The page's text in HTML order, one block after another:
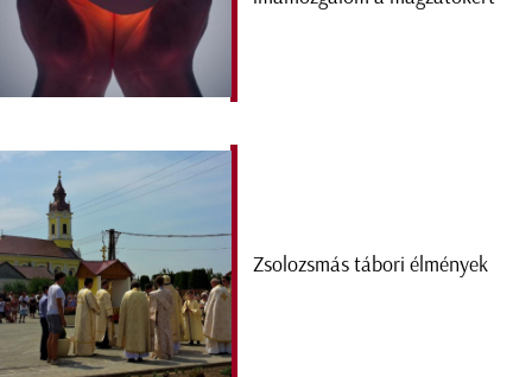
Zsolozsmás tábori élmények